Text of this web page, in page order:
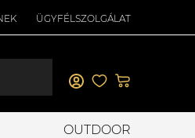
ÜGYFÉLSZOLGÁLAT
OUTDOOR